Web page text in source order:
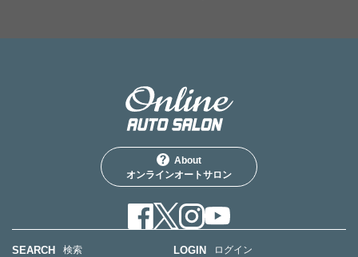
About
オンラインオートサロン
SEARCH
検索
LOGIN
ログイン